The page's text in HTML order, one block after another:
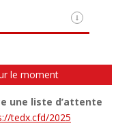
le moment
une liste d’attente
tedx.cfd/2025